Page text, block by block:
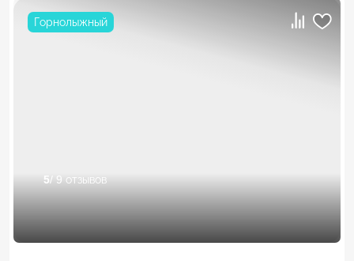
Горнолыжный
5/ 9 отзывов